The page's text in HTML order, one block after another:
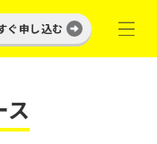
ぐ申し込む
ス